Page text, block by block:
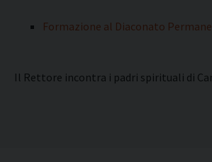
Formazione al Diaconato
Il Rettore incontra i padri spirituali di